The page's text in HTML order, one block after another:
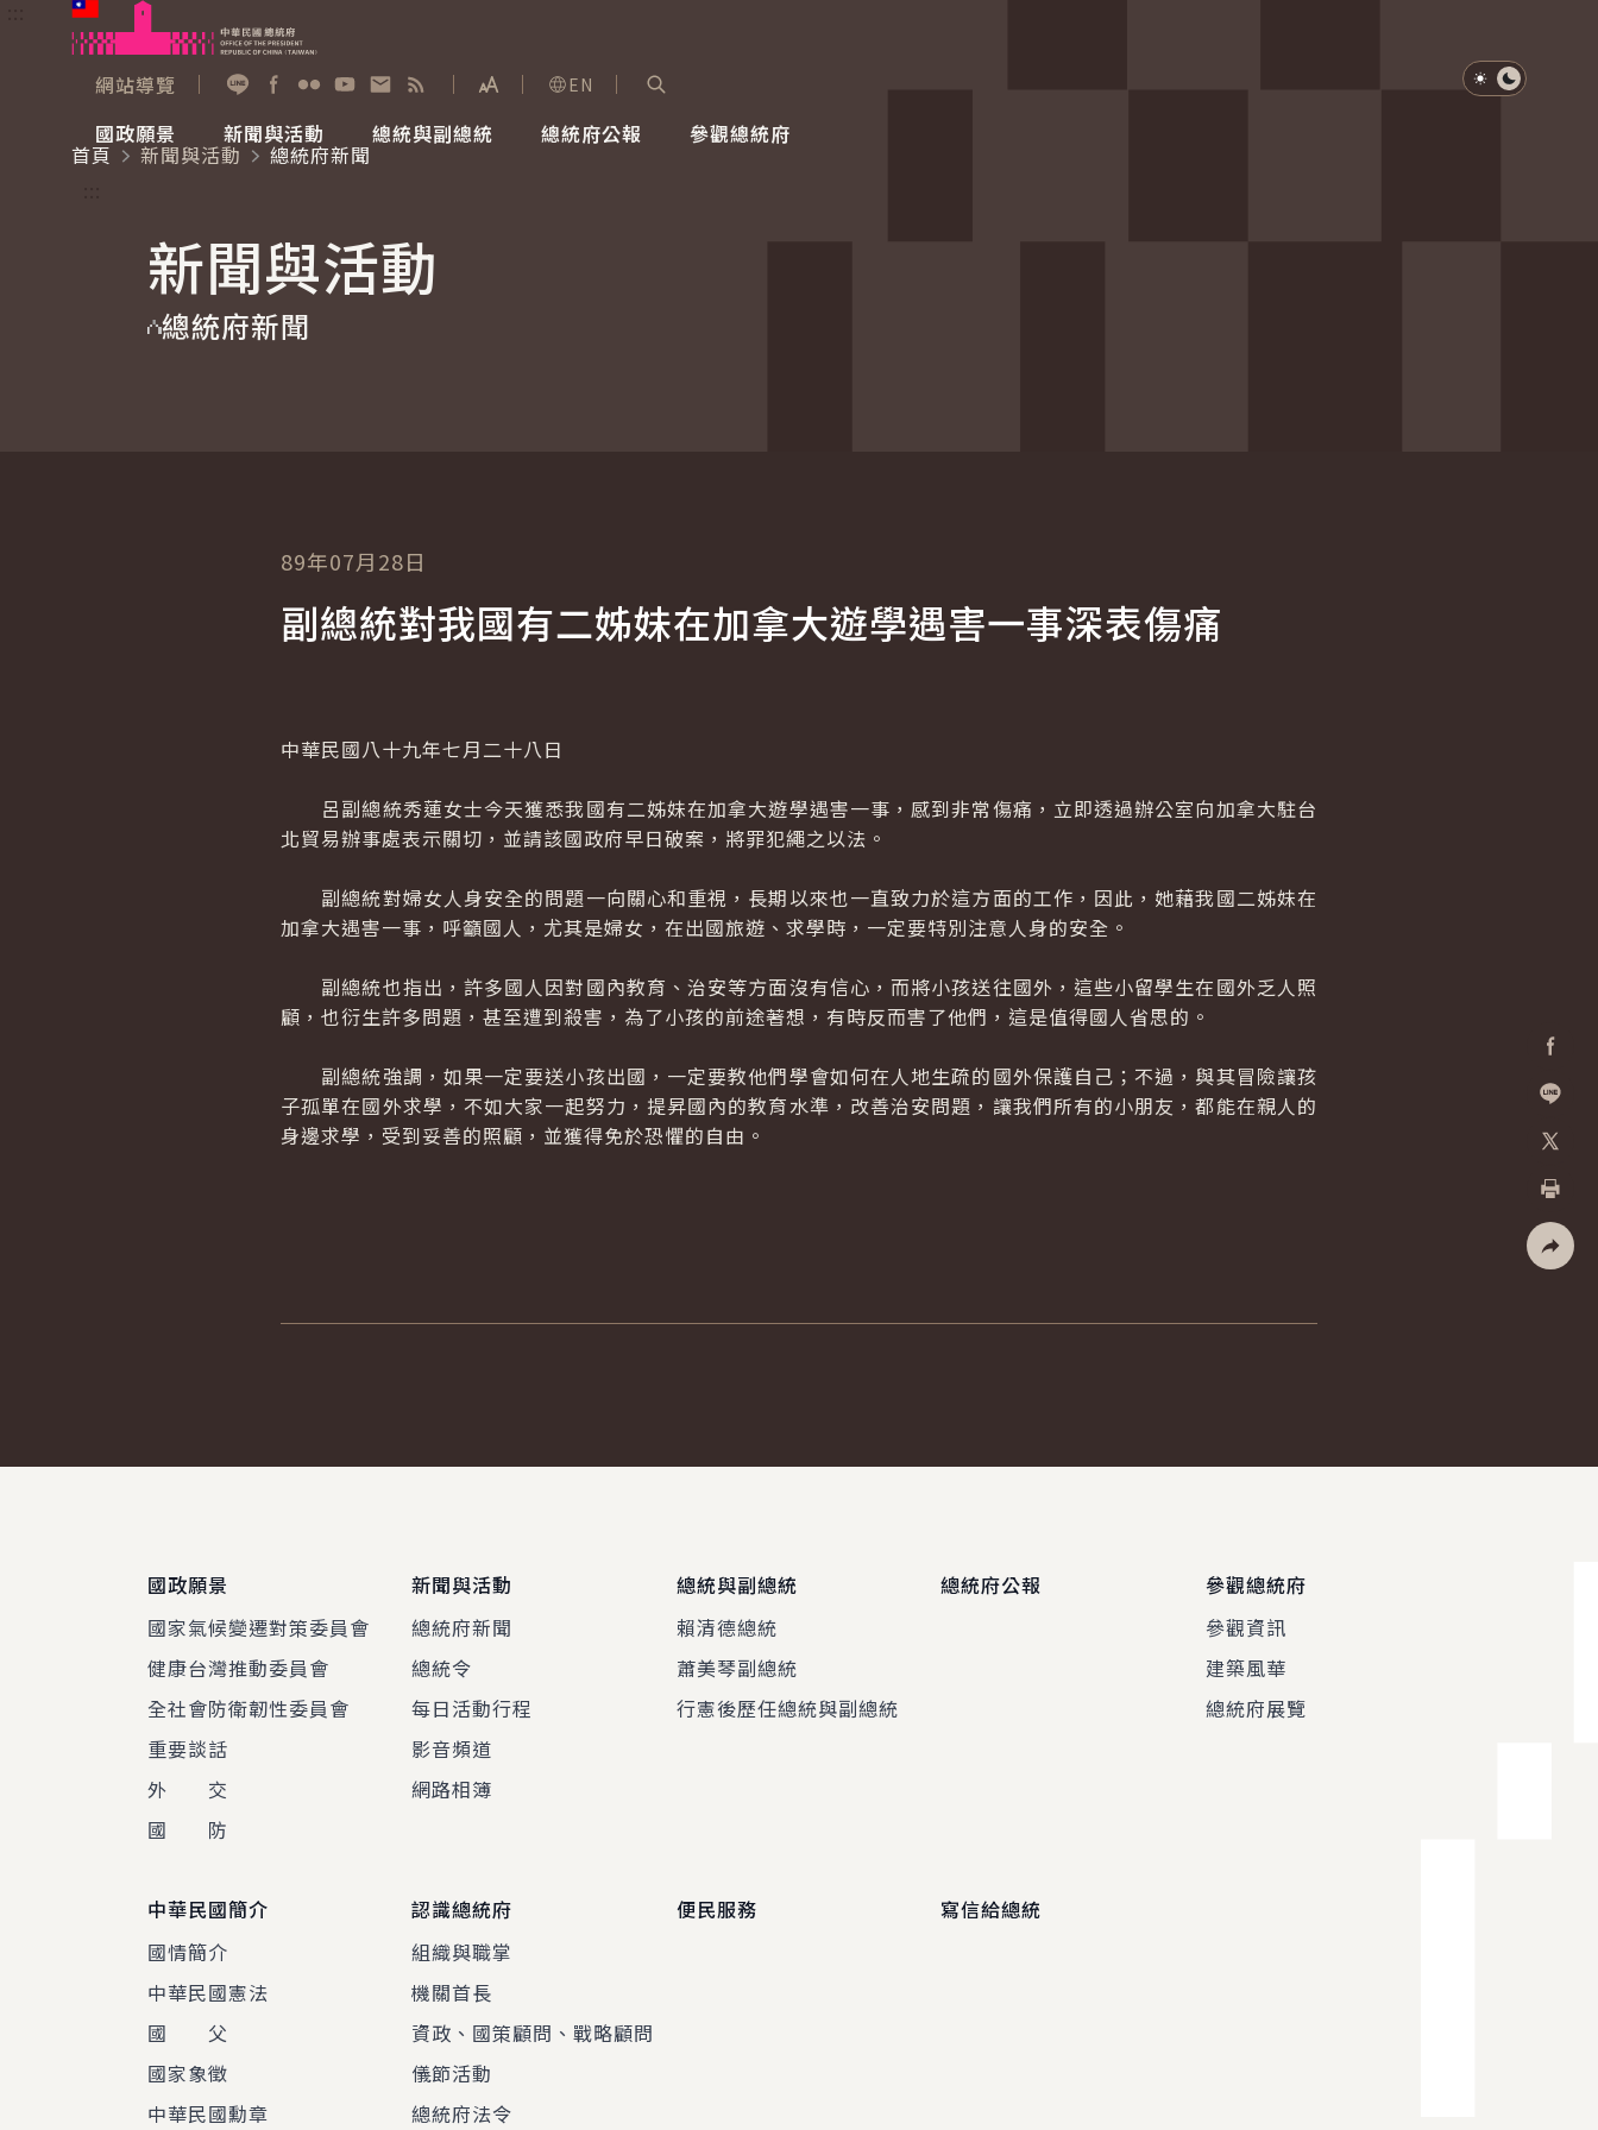
跳到主要內容
網站導覽
展開字級選單
EN
國政願景
國家氣候變遷對策委員會
重要談話
新聞與活動
總統府新聞
影音頻道
總統與副總統
賴清德總統
總統府公報 參觀總統府
參觀資訊
淺色模式
深色模式
首頁
新聞與活動
總統府新聞
新聞與活動
總統府新聞
加入好
列印
89年07月28日
副總統對我國有二姊妹在加拿大遊學遇害一事深表傷痛
中華民國八十九年七月二十八日
呂副總統秀蓮女士今天獲悉我國有二姊妹在加拿大遊學遇害一事，感到非常傷痛，立即透過辦公室向加拿大駐台
北貿易辦事處表示關切，並請該國政府早日破案，將罪犯繩之以法。
副總統對婦女人身安全的問題一向關心和重視，長期以來也一直致力於這方面的工作，因此，她藉我國二姊妹在
加拿大遇害一事，呼籲國人，尤其是婦女，在出國旅遊、求學時，一定要特別注意人身的安全。
副總統也指出，許多國人因對國內教育、治安等方面沒有信心，而將小孩送往國外，這些小留學生在國外乏人照
顧，也衍生許多問題，甚至遭到殺害，為了小孩的前途著想，有時反而害了他們，這是值得國人省思的。
副總統強調，如果一定要送小孩出國，一定要教他們學會如何在人地生疏的國外保護自己；不過，與其冒險讓孩
子孤單在國外求學，不如大家一起努力，提昇國內的教育水準，改善治安問題，讓我們所有的小朋友，都能在親人的
身邊求學，受到妥善的照顧，並獲得免於恐懼的自由。
國政願景
國家氣候變遷對策委員會
健康台灣推動委員會
全社會防衛韌性委員會
重要談話
外 交
國 防
新聞與活動
總統府新聞
總統令
每日活動行程
影音頻道
網路相簿
總統與副總統
賴清德總統
蕭美琴副總統
行憲後歷任總統與副總統
總統府公報
參觀總統府
參觀資訊
建築風華
總統府展覽
中華民國簡介
國情簡介
中華民國憲法
國 父
國家象徵
中華民國勳章
認識總統府
組織與職掌
機關首長
資政、國策顧問、戰略顧問
儀節活動
總統府法令
便民服務 寫信給總統